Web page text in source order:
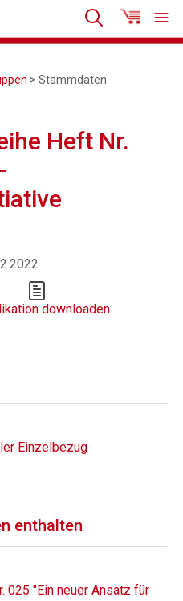
> Stammdaten
Heft Nr.
downloaden
Einzelbezug
enthalten
025 "Ein neuer Ansatz für